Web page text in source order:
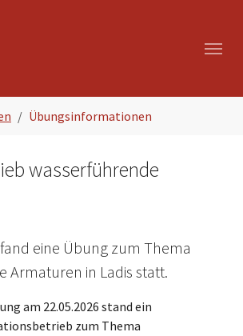
Übungsinformationen
wasserführende
eine Übung zum Thema
Armaturen in Ladis statt.
am 22.05.2026 stand ein
zum Thema